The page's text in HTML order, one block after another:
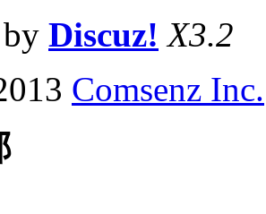
Discuz! X3.2
Comsenz Inc.